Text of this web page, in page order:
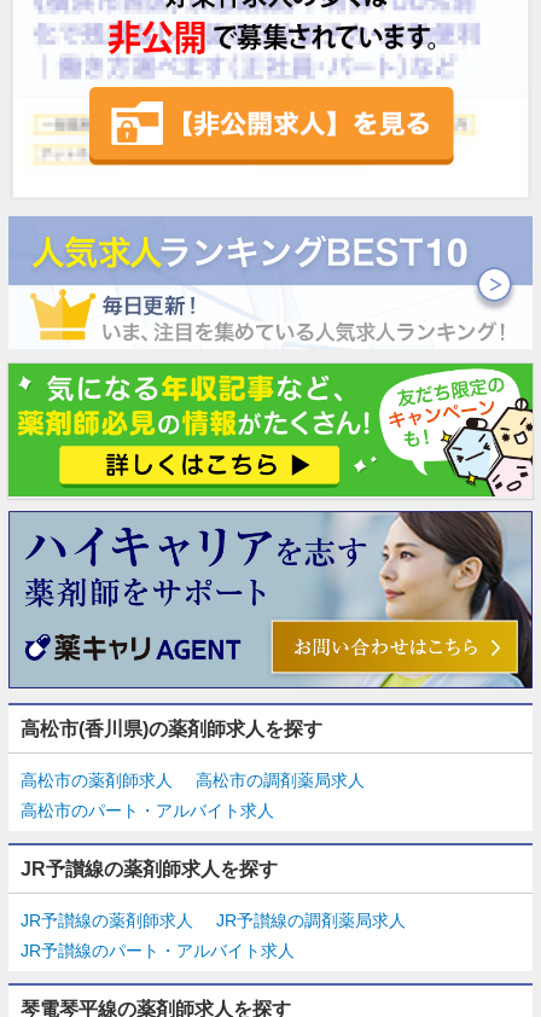
高松市(香川県)の薬剤師求人を探す
高松市の薬剤師求人
高松市の調剤薬局求人
高松市のパート・アルバイト求人
JR予讃線の薬剤師求人を探す
JR予讃線の薬剤師求人
JR予讃線の調剤薬局求人
JR予讃線のパート・アルバイト求人
琴電琴平線の薬剤師求人を探す